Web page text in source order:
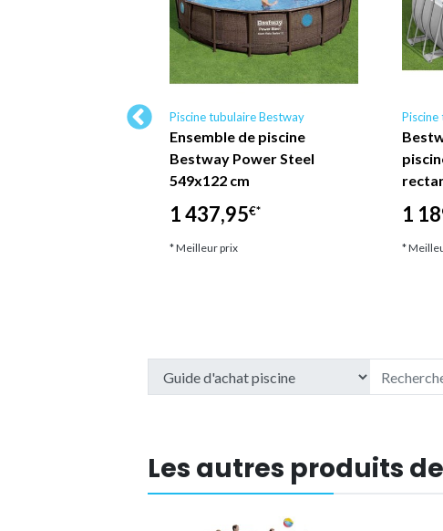
Piscine tubulaire Bestway
Ensemble de piscine
Bestway Power Steel
549x122 cm
1 437,95€*
* Meilleur prix
1
*
Les autres produits de